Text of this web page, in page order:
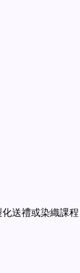
送禮或染織課